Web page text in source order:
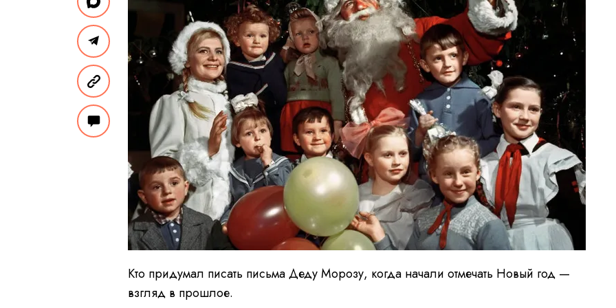
Кто придумал писать письма Деду Морозу, когда начали отмечать Новый год —
взгляд в прошлое.